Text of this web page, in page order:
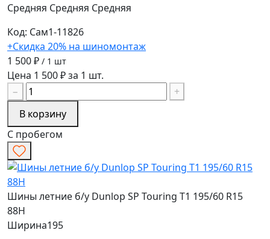
Средняя Средняя Средняя
Код: Сам1-11826
+Скидка 20% на шиномонтаж
1 500 ₽ / 1 шт
Цена 1 500 ₽ за 1 шт.
−
+
В корзину
С пробегом
Шины летние б/у Dunlop SP Touring T1 195/60 R15
88H
Ширина195